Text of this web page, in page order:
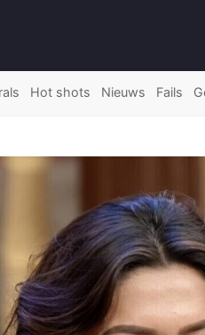
Hot shots Nieuws Fails